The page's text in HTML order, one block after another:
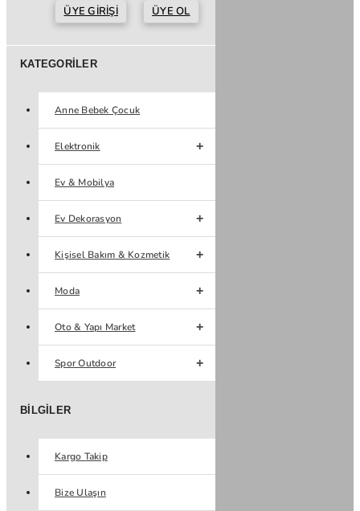
ÜYE GIRIŞI ÜYE OL
KATEGORILER
Anne Bebek Çocuk
Elektronik
Ev & Mobilya
Ev Dekorasyon
Kişisel Bakım & Kozmetik
Moda
Oto & Yapı Market
Spor Outdoor
BILGILER
Kargo Takip
Bize Ulaşın